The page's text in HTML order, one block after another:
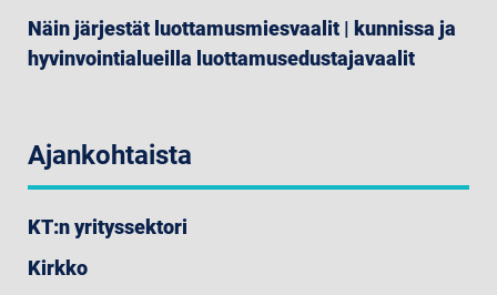
Näin järjestät luottamusmiesvaalit | kunnissa ja
hyvinvointialueilla luottamusedustajavaalit
Ajankohtaista
KT:n yrityssektori
Kirkko